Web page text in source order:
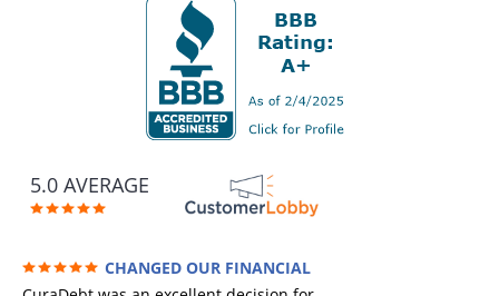
5.0 AVERAGE
CHANGED OUR FINANCIAL
FUTURE (credit 200 Points / 90 K in debt